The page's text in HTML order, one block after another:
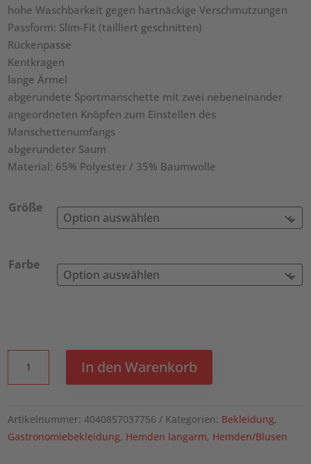
hohe Waschbarkeit gegen hartnäckige Verschmutzungen
Passform: Slim-Fit (tailliert geschnitten)
Rückenpasse
Kentkragen
lange Ärmel
abgerundete Sportmanschette mit zwei nebeneinander
angeordneten Knöpfen zum Einstellen des
Manschettenumfangs
abgerundeter Saum
Material: 65% Polyester / 35% Baumwolle
Größe
Farbe
Herren
Trend
Menge
In den Warenkorb
Artikelnummer:4040857037756 Kategorien: Bekleidung,
Gastronomiebekleidung, Hemden langarm, Hemden/Blusen